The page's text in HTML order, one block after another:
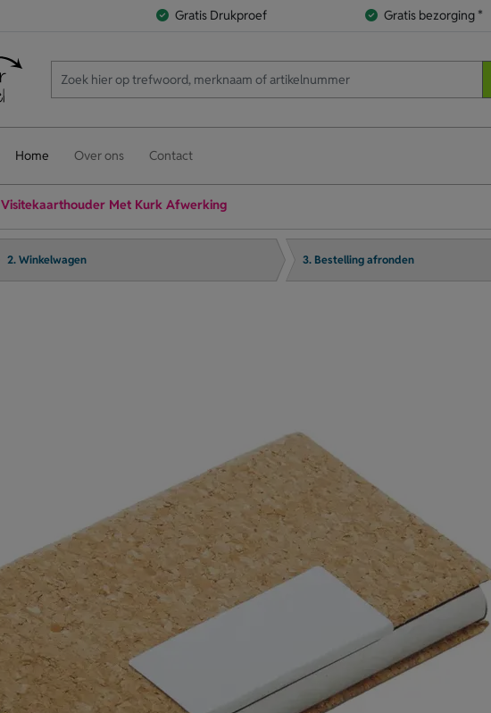
Gratis Drukproef Gratis bezorging *
Home Over ons Contact
Visitekaarthouder Met Kurk Afwerking
2. Winkelwagen 3. Bestelling afronden